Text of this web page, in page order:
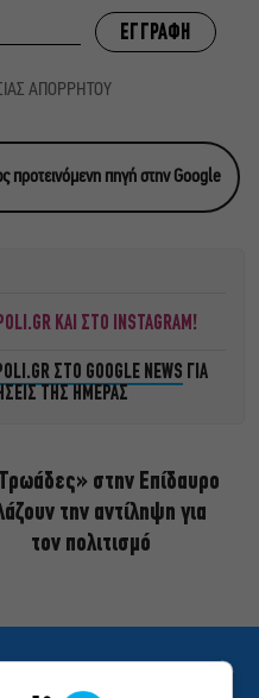
ΑΠΟΡΡΗΤΟΥ
πηγή στην Google
ΚΑΙ ΣΤΟ INSTAGRAM!
ΣΤΟ GOOGLE NEWS ΓΙΑ
ΤΗΣ ΗΜΕΡΑΣ
στην Επίδαυρο
την αντίληψη για
τον πολιτισμό